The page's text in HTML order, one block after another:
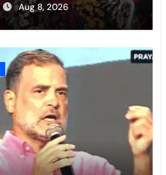
Aug 8, 2026